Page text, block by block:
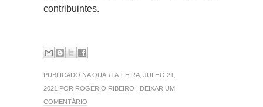
contribuintes.
PUBLICADO NA QUARTA-FEIRA, JULHO 21,
2021 POR ROGÉRIO RIBEIRO | DEIXAR UM
COMENTÁRIO